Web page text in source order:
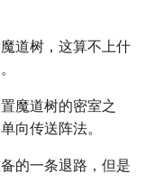
道树，这算不上什
魔道树的密室之
向传送阵法。
的一条退路，但是